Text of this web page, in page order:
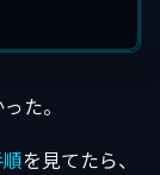
た。
を見てたら、